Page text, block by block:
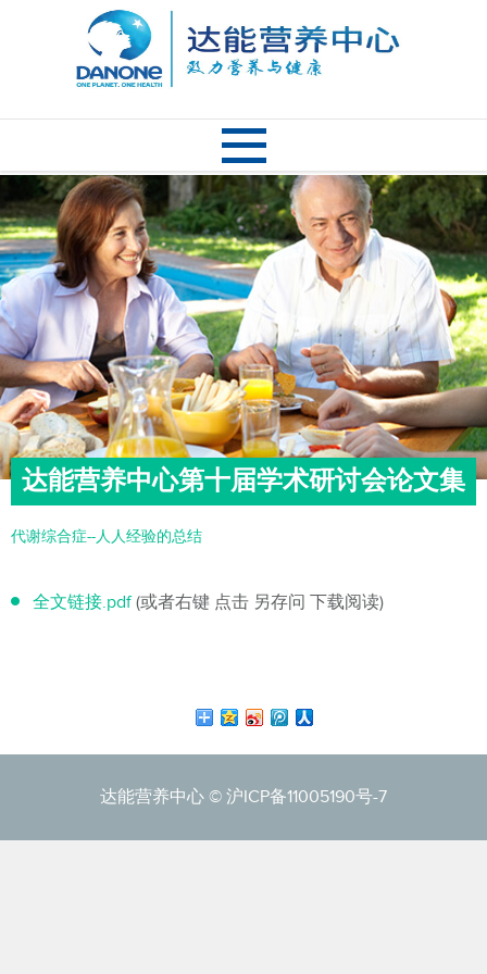
达能营养中心第十届学术研讨会论文集
代谢综合症--人人经验的总结
全文链接.pdf(或者右键 点击 另存问 下载阅读)
达能营养中心 © 沪ICP备11005190号-7